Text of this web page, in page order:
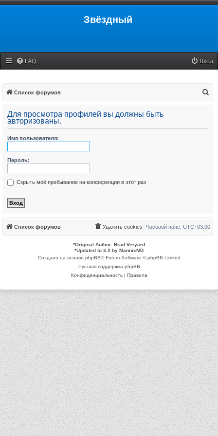
Звёздный
FAQ Вход
Список форумов
Для просмотра профилей вы должны быть
авторизованы.
Имя пользователя:
Пароль:
Скрыть моё пребывание на конференции в этот раз
Список форумов Часовой пояс: UTC+03:00
Удалить cookies
*Original Author: Brad Veryard
*Updated to 3.2 by MannixMD
Создано на основе phpBB® Forum Software © phpBB Limited
Русская поддержка phpBB
Конфиденциальность| Правила